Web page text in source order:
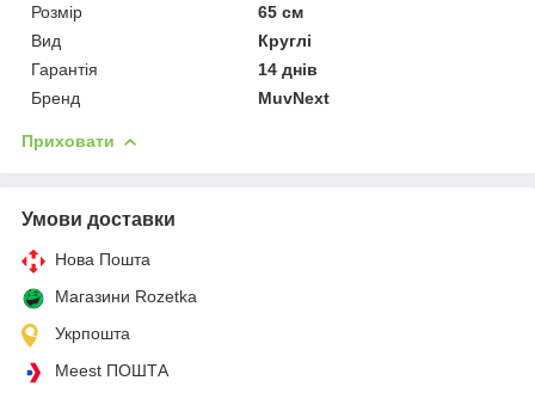
Розмір
65 см
Вид
Круглі
Гарантія
14 днів
Бренд
MuvNext
Приховати
Умови доставки
Нова Пошта
Магазини Rozetka
Укрпошта
Meest ПОШТА